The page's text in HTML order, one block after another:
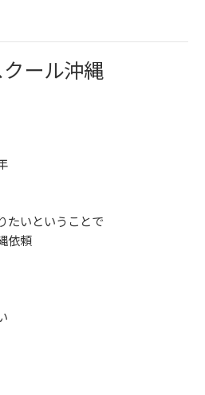
ール沖縄
たいということで
依頼